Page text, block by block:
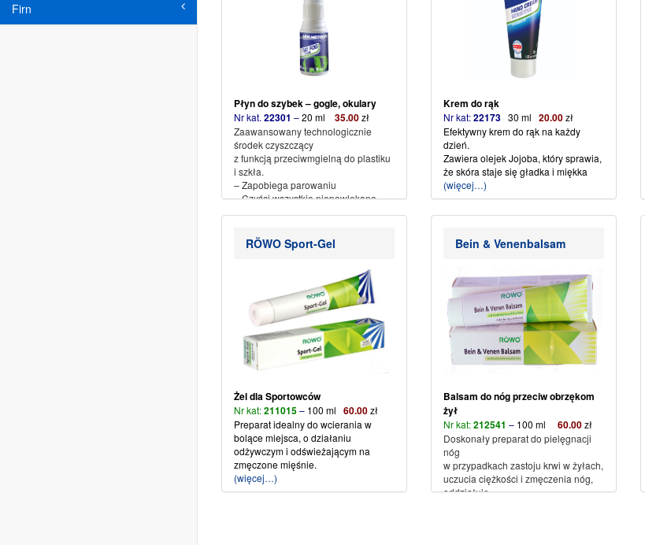
Firn
34-500 Zakopane ul. Piłsudskiego
71 1600 1042 0002 0142
Ze sportowym pozdrowieniem
Płyn do szybek – gogle, okulary
Nr kat. 22301 –20 ml 35.00zł
Zaawansowany technologicznie
środek czyszczący
z funkcją przeciwmgielną do plastiku
i szkła.
– Zapobiega parowaniu
– Czyści wszystkie niepowlekane
rowerowych, gogli narciarskich,
okularów przeciwsłonecznych i
Krem do rąk
Nr kat:22173 30 ml 20.00zł
Efektywny krem do rąk na każdy
dzień.
Zawiera olejek Jojoba, który sprawia,
że skóra staje się gładka i miękka
(więcej…)
RÖWO Sport-Gel
Żel dla Sportowców
Nr kat:211015– 100 ml 60.00zł
Preparat idealny do wcierania w
bolące miejsca, o działaniu
odżywczym i odświeżającym na
zmęczone mięśnie.
(więcej…)
Bein & Venenbalsam
Balsam do nóg przeciw obrzękom
żył
Nr kat:212541 – 100 ml 60.00zł
Doskonały preparat do pielęgnacji
nóg
w przypadkach zastoju krwi w żyłach,
uczucia ciężkości i zmęczenia nóg,
oddziałuje